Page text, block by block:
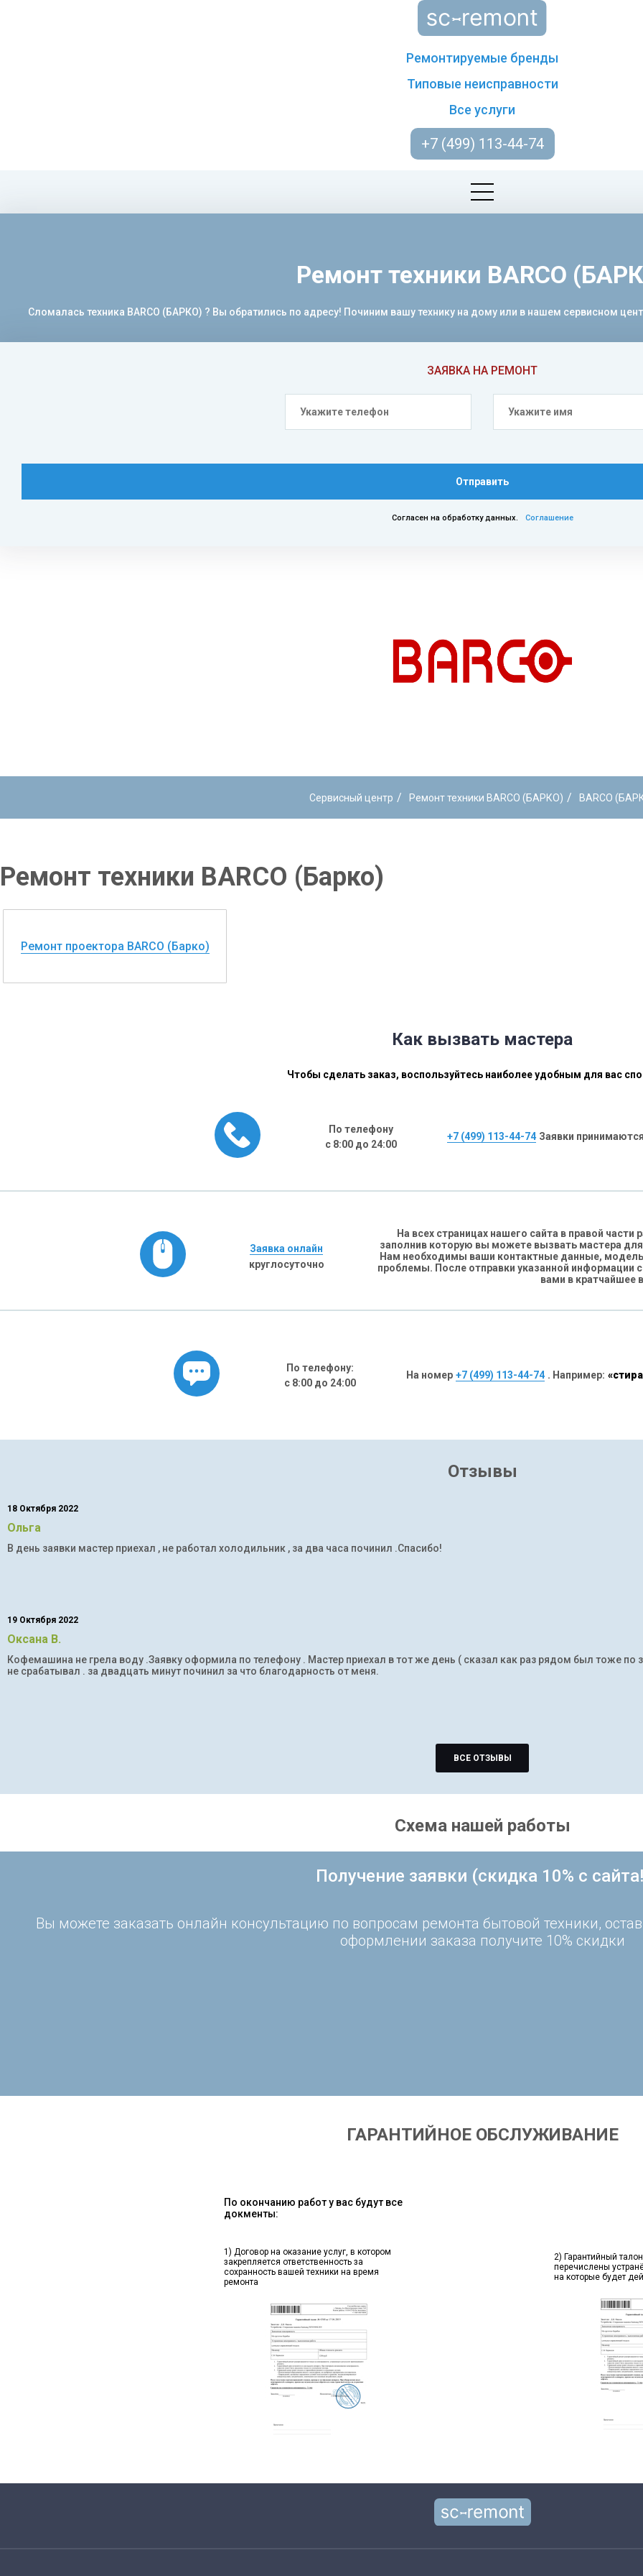
Ремонтируемые бренды
Типовые неисправности
Все услуги
+7 (499) 113-44-74
ЗАЯВКА НА РЕМОНТ
Отправить
Согласен на обработку данных. Соглашение
Ремонт техники BARCO
Сломалась техника BARCO (БАРКО) ? Вы обратились по адресу! Починим вашу технику на дому или в нашем сервисном
Сервисный центр / Ремонт техники BARCO (БАРКО) / BARCO
Ремонт техники BARCO (Барко)
Ремонт проектора BARCO (Барко)
Как вызвать мастера
Чтобы сделать заказ, воспользуйтесь наиболее удобным для вас
По телефону
с 8:00 до 24:00
+7 (499) 113-44-74 Заявки
Заявка онлайн
круглосуточно
На всех страницах нашего сайта в правой
заполнив которую вы можете вызвать мастера
Нам необходимы ваши контактные данные, модель
проблемы. После отправки указанной информации
вами в кратчайшее
По телефону:
с 8:00 до 24:00
На номер +7 (499) 113-44-74 . Например:
Отзывы
18 Октября 2022
Ольга
В день заявки мастер приехал , не работал холодильник , за два часа починил .Спасибо!
19 Октября 2022
Оксана В.
Кофемашина не грела воду .Заявку оформила по телефону . Мастер приехал в тот же день ( сказал как раз рядом был тоже по
не срабатывал . за двадцать минут починил за что благодарность от меня.
ВСЕ ОТЗЫВЫ
Схема нашей работы
Получение заявки (скидка 10% с
Вы можете заказать онлайн консультацию по вопросам ремонта бытовой техники,
оформлении заказа получите 10% скидки
ГАРАНТИЙНОЕ ОБСЛУЖИВАНИЕ
По окончанию работ у вас будут все
докменты:
1) Договор на оказание услуг, в котором
закрепляется ответственность за
сохранность вашей техники на время
ремонта
2) Гарантийный
перечислены
на которые будет